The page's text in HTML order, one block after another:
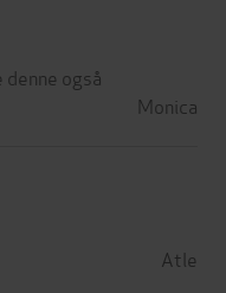
også
Monica
Atle